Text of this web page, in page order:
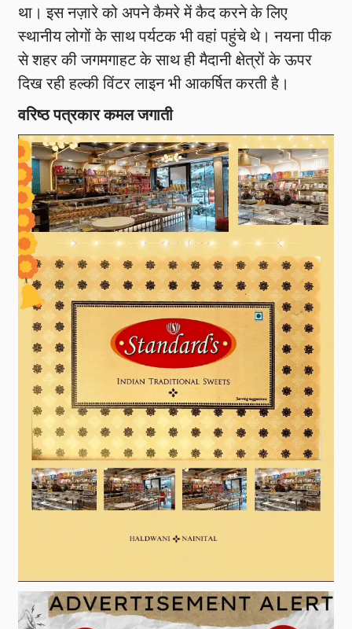
था। इस नज़ारे को अपने कैमरे में कैद करने के लिए
स्थानीय लोगों के साथ पर्यटक भी वहां पहुंचे थे। नयना पीक
से शहर की जगमगाहट के साथ ही मैदानी क्षेत्रों के ऊपर
दिख रही हल्की विंटर लाइन भी आकर्षित करती है।
वरिष्ठ पत्रकार कमल जगाती